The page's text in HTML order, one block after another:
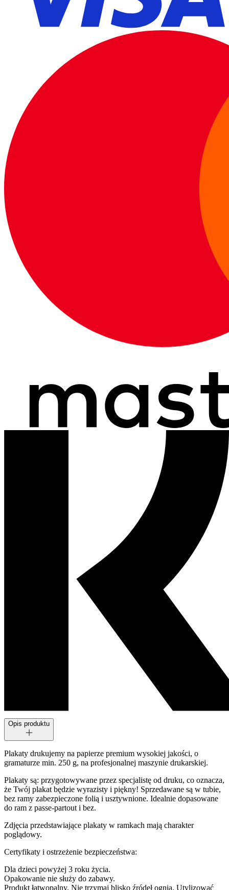
Opis produktu
Plakaty drukujemy na papierze premium wysokiej jakości, o
gramaturze min. 250 g, na profesjonalnej maszynie drukarskiej.
Plakaty są: przygotowywane przez specjalistę od druku, co oznacza,
że Twój plakat będzie wyrazisty i piękny! Sprzedawane są w tubie,
bez ramy zabezpieczone folią i usztywnione. Idealnie dopasowane
do ram z passe-partout i bez.
Zdjęcia przedstawiające plakaty w ramkach mają charakter
poglądowy.
Certyfikaty i ostrzeżenie bezpieczeństwa:
Dla dzieci powyżej 3 roku życia.
Opakowanie nie służy do zabawy.
Produkt łatwopalny. Nie trzymaj blisko źródeł ognia. Utylizować